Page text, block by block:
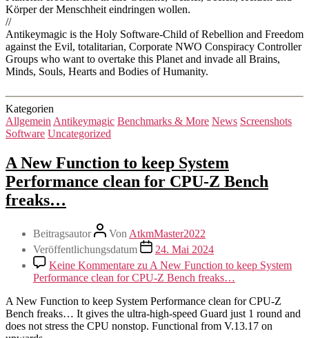
Körper der Menschheit eindringen wollen.
//
Antikeymagic is the Holy Software-Child of Rebellion and Freedom
against the Evil, totalitarian, Corporate NWO Conspiracy Controller
Groups who want to overtake this Planet and invade all Brains,
Minds, Souls, Hearts and Bodies of Humanity.
Kategorien
Allgemein Antikeymagic Benchmarks & More News Screenshots
Software Uncategorized
A New Function to keep System
Performance clean for CPU-Z Bench
freaks…
Beitragsautor Von AtkmMaster2022
Veröffentlichungsdatum
24. Mai 2024
Keine Kommentare zu A New Function to keep System
Performance clean for CPU-Z Bench freaks…
A New Function to keep System Performance clean for CPU-Z
Bench freaks… It gives the ultra-high-speed Guard just 1 round and
does not stress the CPU nonstop. Functional from V.13.17 on